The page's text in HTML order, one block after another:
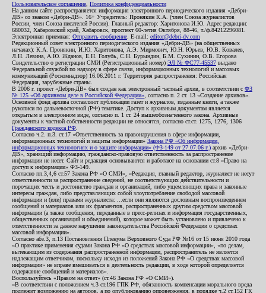
Пользовательское соглашение Политика конфиденциальности
На данном сайте распространяется информация электронного периодического издания «Дебри-
ДВ» со знаком «Дебри-ДВ». 16+ Учредитель: Пронякин К.А. (член Союза журналистов
России, член Союза писателей России). Главный редактор: Харитонова И.Ю. Адрес редакции:
680032, Хабаровский край, Хабаровск, проспект 60-летия Октября, 88-46, т./ф.84212296081.
Электронная приемная: Отправить сообщение . E-mail: editor@debri-dv.com
Редакционный совет электронного периодического издания «Дебри-ДВ» (на общественных
началах): К.А. Пронякин, И.Ю. Харитонова, А.Э. Мирмович, Ю.Н. Юрьев, Ю.В. Ковалев,
Л.Н. Левина, А.Ю. Жданов, Е.Н. Голубь, С.Н. Бурындин, Б.М. Сухинин, О.В. Егорова
Свидетельство о регистрации СМИ (Регистрационный номер) ЭЛ № ФС77-45537 выдано
Федеральной службой по надзору в сфере связи, информационных технологий и массовых
коммуникаций (Роскомнадзор) 16.06.2011 г. Территория распространения: Российская
Федерация, зарубежные страны.
В 2006 г. проект «Дебри-ДВ» был создан как электронный частный архив, в соответствии с ФЗ
№ 125 «Об архивном деле в Российской Федерации» , согласно п. 2 ст. 13 «Создание архивов».
Основной фонд архива составляют публикации газет и журналов, изданные книги, а также
рукописи по дальневосточной (РФ) тематике. Доступ к архивным документам является
открытым в электронном виде, согласно п. 1 ст. 24 вышеобозначенного закона. Архивные
документы к частной собственности редакции не относятся, согласно ст.ст. 1275, 1276, 1306
Гражданского кодекса РФ
Согласно ч.2. п.3. ст.17 «Ответственность за правонарушения в сфере информации,
информационных технологий и защиты информации» Закона РФ «Об информации,
информационных технологиях и о защите информации» (ФЗ-149 от 27.07.06 г.) архив «Дебри-
ДВ», хранящий информацию, гражданско-правовую ответственность за распространение
информации не несет. Сайт и редакция основываются и работают на основании ст.8 «Право на
доступ к информации» ФЗ-149.
Согласно пп.3,4,6 ст.57 Закона РФ «О СМИ», «Редакция, главный редактор, журналист не несут
ответственности за распространение сведений, не соответствующих действительности и
порочащих честь и достоинство граждан и организаций, либо ущемляющих права и законные
интересы граждан, либо представляющих собой злоупотребление свободой массовой
информации и (или) правами журналиста: ...если они являются дословным воспроизведением
сообщений и материалов или их фрагментов, распространенных другим средством массовой
информации (а также сообщения, переданные в пресс-релизах и информация государственных,
общественных организаций и объединений), которое может быть установлено и привлечено к
ответственности за данное нарушение законодательства Российской Федерации о средствах
массовой информации».
Согласно абз.3, п.13 Постановления Пленума Верховного Суда РФ №16 от 15 июня 2010 года
«О практике применения судами Закона РФ «О средствах массовой информации», «по делам,
вытекающим из содержания распространенной информации, распространитель не является
надлежащим ответчиком, поскольку исходя из положений Закона РФ «О средствах массовой
информации» не вправе вмешиваться в деятельность редакции, в ходе которой определяется
содержание сообщений и материалов».
Воспользуйтесь «Правом на ответ» (ст.46 Закона РФ «О СМИ»).
«В соответствии с положением ч.3 ст.196 ГПК РФ, обязанность компенсации морального вреда
подлежит возложению на авторов, а по опубликованию опровержения, в порядке ч.2 ст.152 ГК